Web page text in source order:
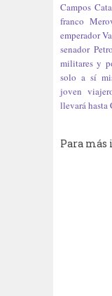
Campos
franco
emperador
senador
militares y
solo a sí
joven
llevará hasta
Para